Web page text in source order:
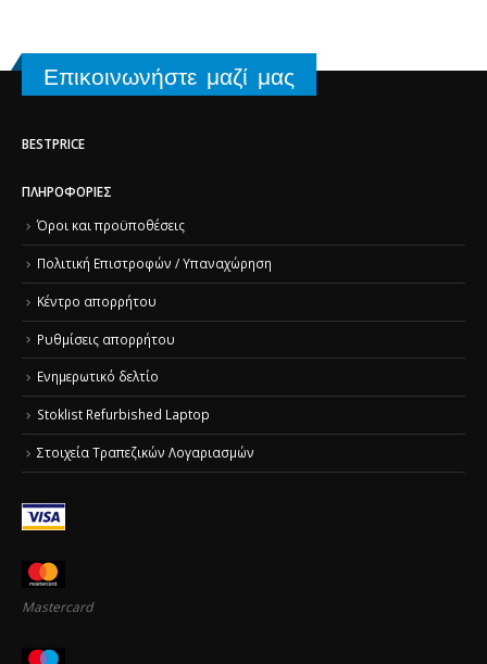
Επικοινωνήστε μαζί μας
BESTPRICE
ΠΛΗΡΟΦΟΡΊΕΣ
Όροι και προϋποθέσεις
Πολιτική Επιστροφών / Υπαναχώρηση
Κέντρο απορρήτου
Ρυθμίσεις απορρήτου
Ενημερωτικό δελτίο
Stoklist Refurbished Laptop
Στοιχεία Τραπεζικών Λογαριασμών
Mastercard